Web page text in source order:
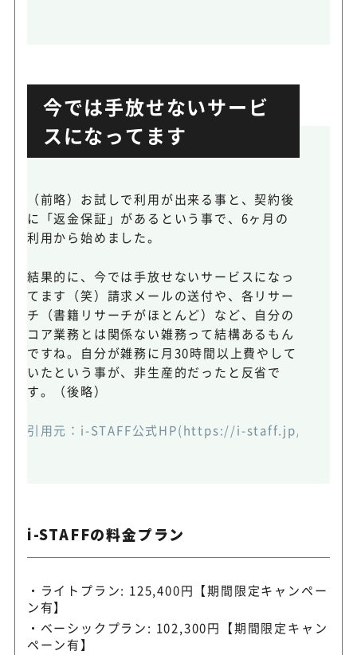
今では手放せないサービ
スになってます
（前略）お試しで利用が出来る事と、契約後
に「返金保証」があるという事で、6ヶ月の
利用から始めました。
結果的に、今では手放せないサービスになっ
てます（笑）請求メールの送付や、各リサー
チ（書籍リサーチがほとんど）など、自分の
コア業務とは関係ない雑務って結構あるもん
ですね。自分が雑務に月30時間以上費やして
いたという事が、非生産的だったと反省で
す。（後略）
引用元： i-STAFF公式HP(https://i-staff.jp/#voice
i-STAFFの料金プラン
ライトプラン: 125,400円【期間限定キャンペー
ン有】
ベーシックプラン: 102,300円【期間限定キャン
ペーン有】